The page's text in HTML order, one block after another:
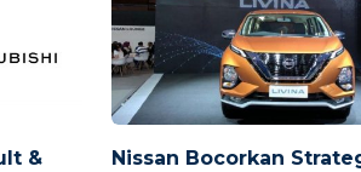
&
Nissan Bocorkan